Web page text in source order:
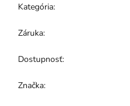
Kategória:
Záruka:
Dostupnosť:
Značka: